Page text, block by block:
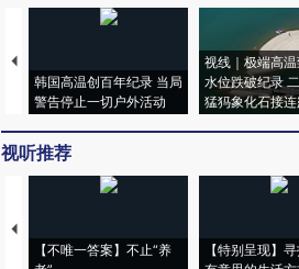
韩国高温创百年纪录 当局
警告停止一切户外活动
视线｜极端高
水位跌破纪录
猛犸象化石接连
视听推荐
【不唯一答案】不止“养
【特别呈现】